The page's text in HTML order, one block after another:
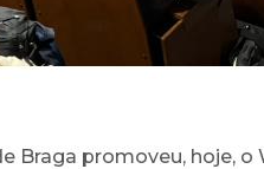
Braga promoveu, hoje,